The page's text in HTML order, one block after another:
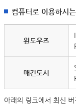
컴퓨터로 이용하시
윈도우즈
매킨토시
아래의 링크에서 최신